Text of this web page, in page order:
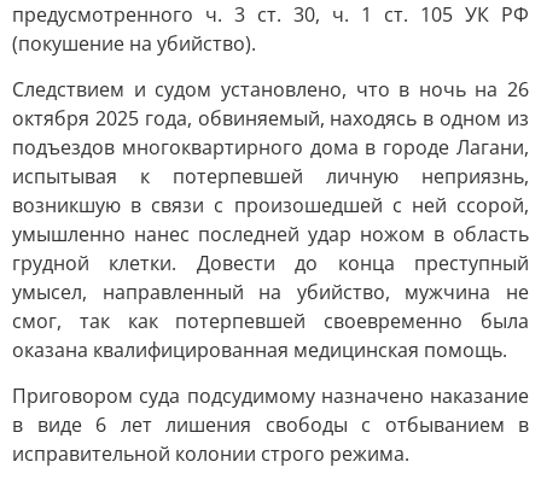
предусмотренного ч. 3 ст. 30, ч. 1 ст. 105 УК РФ
(покушение на убийство).
Следствием и судом установлено, что в ночь на 26
октября 2025 года, обвиняемый, находясь в одном из
подъездов многоквартирного дома в городе Лагани,
испытывая к потерпевшей личную неприязнь,
возникшую в связи с произошедшей с ней ссорой,
умышленно нанес последней удар ножом в область
грудной клетки. Довести до конца преступный
умысел, направленный на убийство, мужчина не
смог, так как потерпевшей своевременно была
оказана квалифицированная медицинская помощь.
Приговором суда подсудимому назначено наказание
в виде 6 лет лишения свободы с отбыванием в
исправительной колонии строго режима.